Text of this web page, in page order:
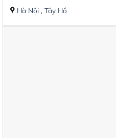
Hà Nội, Tây Hồ